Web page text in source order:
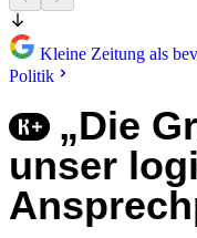
Kleine Zeitung als
Politik
„Die
unser